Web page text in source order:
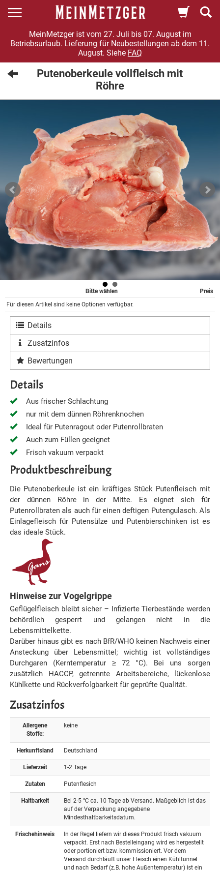
MeinMetzger ist vom 27. Juli bis 07. August im
Betriebsurlaub. Lieferung für Neubestellungen ab dem 11.
August. Siehe FAQ
Putenoberkeule vollfleisch mit
Röhre
Bitte wählen
Preis
Für diesen Artikel sind keine Optionen verfügbar.
Details
Zusatzinfos
Bewertungen
Details
Aus frischer Schlachtung
nur mit dem dünnen Röhrenknochen
Ideal für Putenragout oder Putenrollbraten
Auch zum Füllen geeignet
Frisch vakuum verpackt
Produktbeschreibung
Die Putenoberkeule ist ein kräftiges Stück Putenfleisch mit
der dünnen Röhre in der Mitte. Es eignet sich für
Putenrollbraten als auch für einen deftigen Putengulasch. Als
Einlagefleisch für Putensülze und Putenbierschinken ist es
das ideale Stück.
Hinweise zur Vogelgrippe
Geflügelfleisch bleibt sicher – Infizierte Tierbestände werden
behördlich gesperrt und gelangen nicht in die
Lebensmittelkette.
Darüber hinaus gibt es nach BfR/WHO keinen Nachweis einer
Ansteckung über Lebensmittel; wichtig ist vollständiges
Durchgaren (Kerntemperatur ≥ 72 °C). Bei uns sorgen
zusätzlich HACCP, getrennte Arbeitsbereiche, lückenlose
Kühlkette und Rückverfolgbarkeit für geprüfte Qualität.
Zusatzinfos
Allergene
Stoffe:
keine
Herkunftsland Deutschland
Lieferzeit 1-2 Tage
Zutaten Putenflesich
Haltbarkeit
Bei 2-5 °C ca. 10 Tage ab Versand. Maßgeblich ist das
auf der Verpackung angegebene
Mindesthaltbarkeitsdatum.
Frischehinweis
In der Regel liefern wir dieses Produkt frisch vakuum
verpackt. Erst nach Bestelleingang wird es hergestellt
oder portioniert bzw. kommissioniert. Vor dem
Versand durchläuft unser Fleisch einen Kühltunnel
und nach Bedarf (z.B. hohe Außentemperatur) ist ein